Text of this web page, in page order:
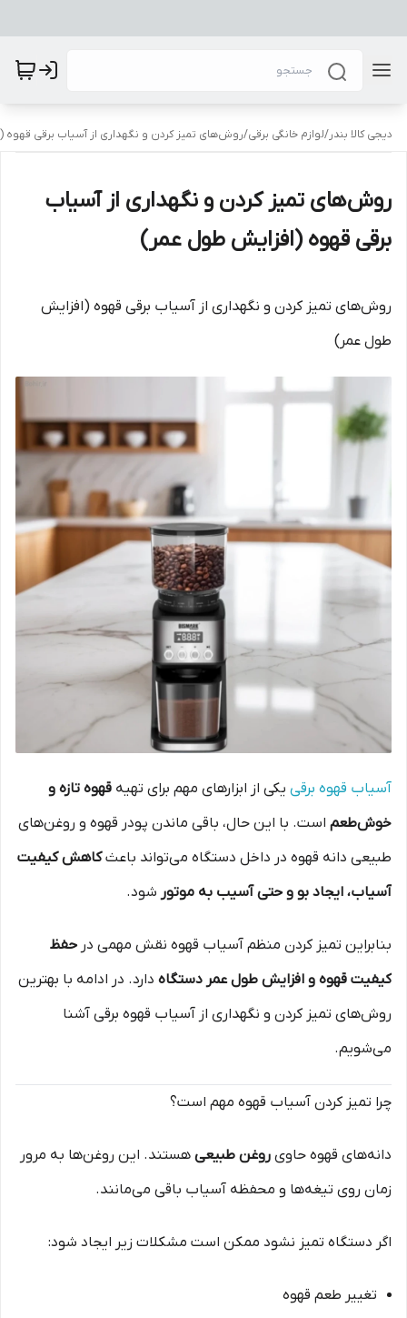
دیجی کالا بندر/لوازم خانگی برقی/روش‌های تمیز کردن و نگهداری از آسیاب برقی
روش‌های تمیز کردن و نگهداری از آسیاب
برقی قهوه (افزایش طول عمر)
روش‌های تمیز کردن و نگهداری از آسیاب برقی قهوه (افزایش
طول عمر)
آسیاب قهوه برقی یکی از ابزارهای مهم برای تهیه قهوه تازه و
خوش‌طعم است. با این حال، باقی ماندن پودر قهوه و روغن‌های
طبیعی دانه قهوه در داخل دستگاه می‌تواند باعثکاهش کیفیت
آسیاب، ایجاد بو و حتی آسیب به موتور شود.
بنابراین تمیز کردن منظم آسیاب قهوه نقش مهمی درحفظ
کیفیت قهوه و افزایش طول عمر دستگاه دارد. در ادامه با بهترین
روش‌های تمیز کردن و نگهداری از آسیاب قهوه برقی آشنا
می‌شویم.
چرا تمیز کردن آسیاب قهوه مهم است؟
دانه‌های قهوه حاوی روغن طبیعی هستند. این روغن‌ها به مرور
زمان روی تیغه‌ها و محفظه آسیاب باقی می‌مانند.
اگر دستگاه تمیز نشود ممکن است مشکلات زیر ایجاد شود:
تغییر طعم قهوه